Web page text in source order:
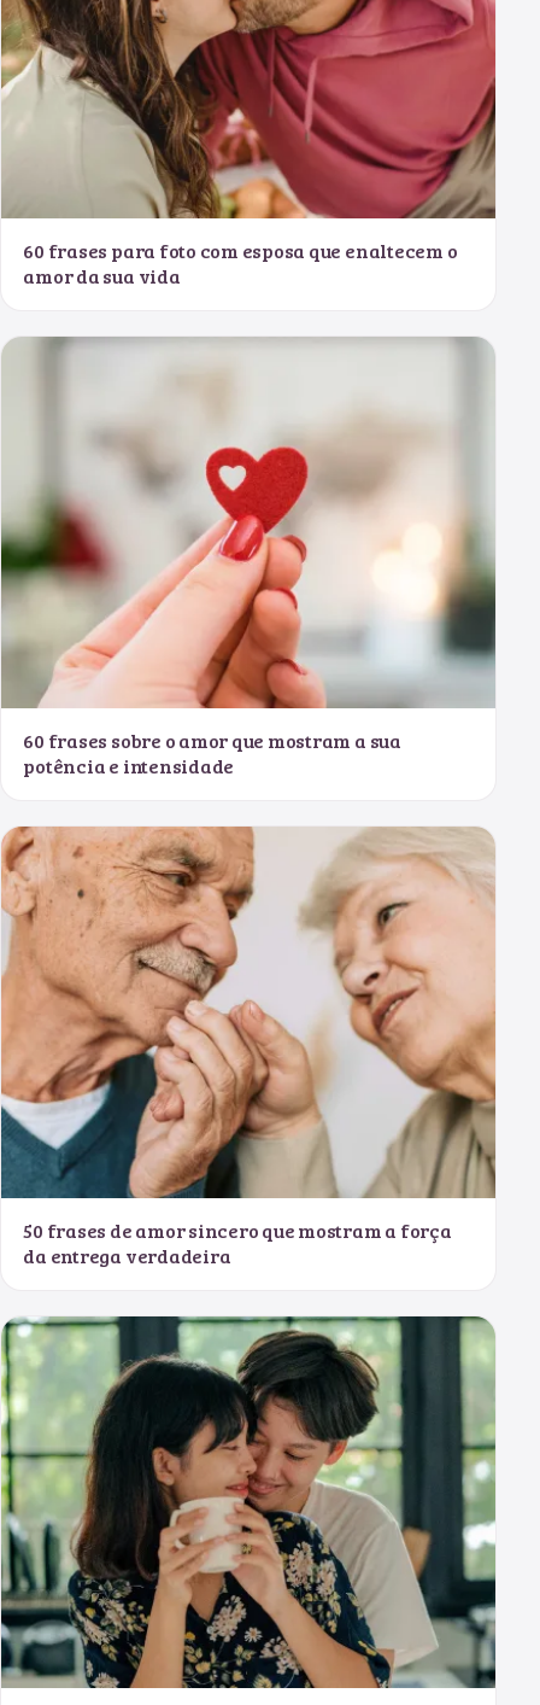
60 frases para foto com esposa que enaltecem o
amor da sua vida
60 frases sobre o amor que mostram a sua
potência e intensidade
50 frases de amor sincero que mostram a força
da entrega verdadeira